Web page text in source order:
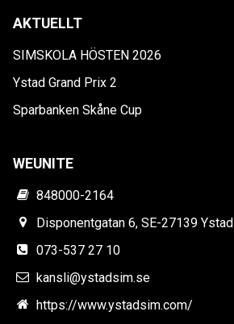
AKTUELLT
SIMSKOLA HÖSTEN 2026
Ystad Grand Prix 2
Sparbanken Skåne Cup
WEUNITE
848000-2164
Disponentgatan 6, SE-27139 Ystad
073-537 27 10
kansli@ystadsim.se
https://www.ystadsim.com/